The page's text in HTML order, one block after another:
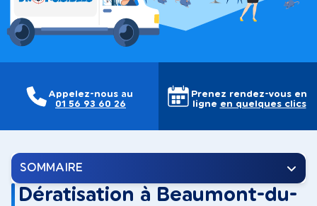
Appelez-nous au
01 56 93 60 26
Prenez rendez-vous en
ligne en quelques clics
SOMMAIRE
Dératisation à Beaumont-du-